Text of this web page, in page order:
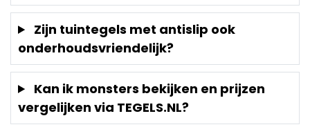
Zijn tuintegels met antislip ook
onderhoudsvriendelijk?
Kan ik monsters bekijken en prijzen
vergelijken via TEGELS.NL?